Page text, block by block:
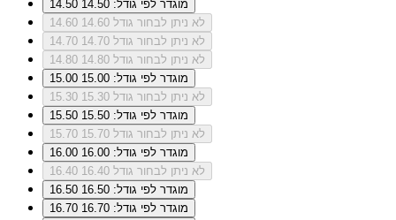
14.50
מוגדר לפי גודל: 14.50
14.60
לא ניתן לבחור גודל 14.60
14.70
לא ניתן לבחור גודל 14.70
14.80
לא ניתן לבחור גודל 14.80
15.00
מוגדר לפי גודל: 15.00
15.30
לא ניתן לבחור גודל 15.30
15.50
מוגדר לפי גודל: 15.50
15.70
לא ניתן לבחור גודל 15.70
16.00
מוגדר לפי גודל: 16.00
16.40
לא ניתן לבחור גודל 16.40
16.50
מוגדר לפי גודל: 16.50
16.70
מוגדר לפי גודל: 16.70